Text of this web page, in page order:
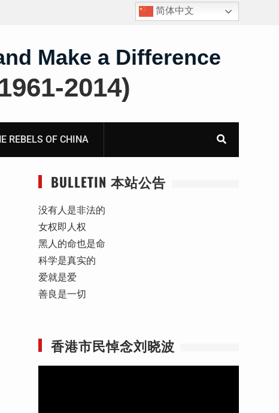
获刑8年的安徽省合肥市法轮功学员、软件工程师唐志
简体中文
Make a Difference
2014)
REBELS OF CHINA
BULLETIN 本站公告
没有人是非法的
女权即人权
黑人的命也是命
科学是真实的
爱就是爱
善良是一切
香港市民悼念刘晓波